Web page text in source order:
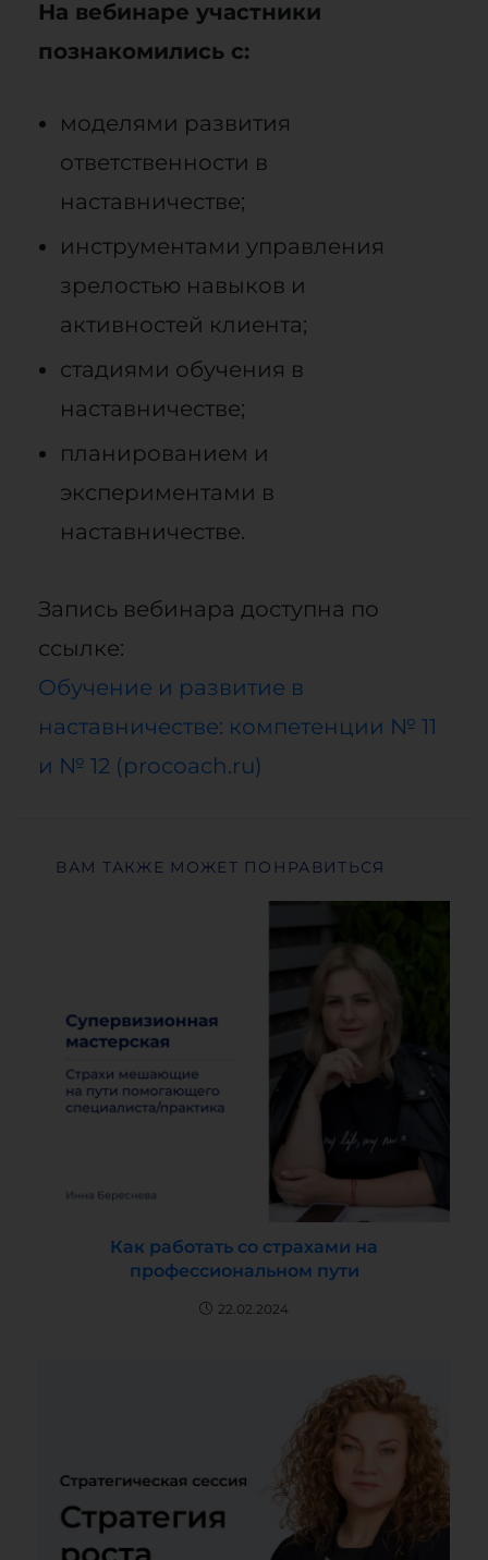
На вебинаре участники
познакомились с:
моделями развития
ответственности в
наставничестве;
инструментами управления
зрелостью навыков и
активностей клиента;
стадиями обучения в
наставничестве;
планированием и
экспериментами в
наставничестве.
Запись вебинара доступна по
ссылке:
Обучение и развитие в
наставничестве: компетенции № 11
и № 12 (procoach.ru)
ВАМ ТАКЖЕ МОЖЕТ ПОНРАВИТЬСЯ
Как работать со страхами на
профессиональном пути
22.02.2024